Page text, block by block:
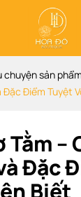
chuyện sản phẩm
Điểm Tuyệt
Tằm –
Đặc
Biết